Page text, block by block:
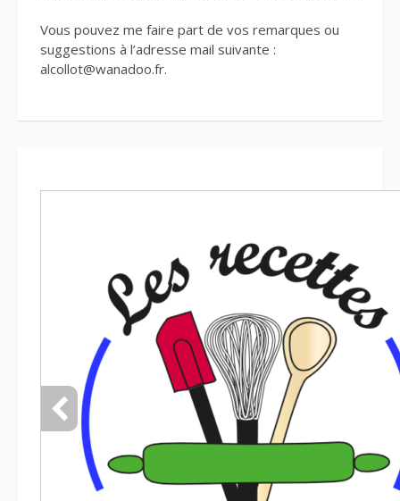
Vous pouvez me faire part de vos remarques ou
suggestions à l’adresse mail suivante :
alcollot@wanadoo.fr.